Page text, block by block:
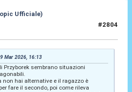
Ufficiale)
#2804
Mar 2026, 16:13
Przyborek sembrano situazioni
hai alternative e il ragazzo è
fare il secondo, poi come rileva